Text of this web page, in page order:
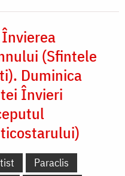
(Sfintele
Duminica
Învieri
Paraclis